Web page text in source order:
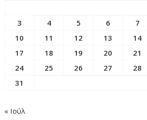
3
4 5 6 7
10
11 12 13 14
17
18 19 20 21
24
25 26 27 28
31
« Ιούλ